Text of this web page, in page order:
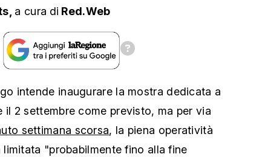
a cura di Red.Web
intende inaugurare la mostra dedicata a
il 2 settembre come previsto, ma per via
settimana scorsa, la piena operatività
limitata "probabilmente fino alla fine